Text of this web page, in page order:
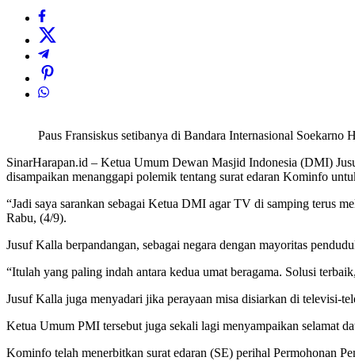
Paus Fransiskus setibanya di Bandara Internasional
SinarHarapan.id – Ketua Umum Dewan Masjid Indonesia (DMI)
disampaikan menanggapi polemik tentang surat edaran Kominfo
“Jadi saya sarankan sebagai Ketua DMI agar TV di samping terus
Rabu, (4/9).
Jusuf Kalla berpandangan, sebagai negara dengan mayoritas
“Itulah yang paling indah antara kedua umat beragama. Solusi
Jusuf Kalla juga menyadari jika perayaan misa disiarkan di televisi-
Ketua Umum PMI tersebut juga sekali lagi menyampaikan selamat
Kominfo telah menerbitkan surat edaran (SE) perihal Permohonan